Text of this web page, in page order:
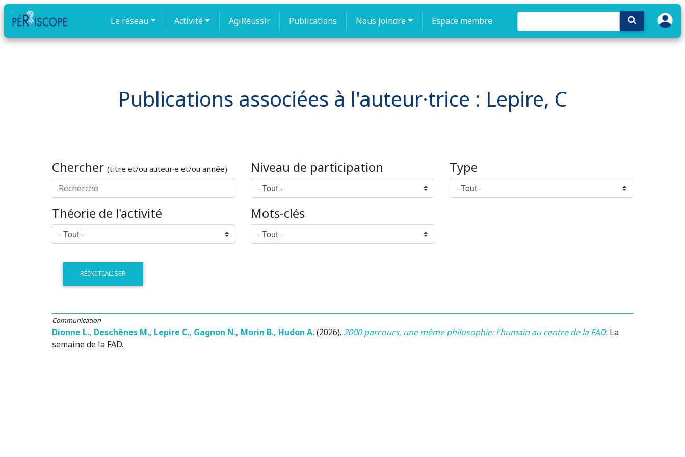
Le réseau Activité AgiRéussir Publications Nous joindre Espace membre
Publications associées à l'auteur·trice : Lepire, C
Chercher (titre et/ou auteur·e et/ou année) Niveau de participation Type
Théorie de l'activité Mots-clés
RÉINITIALISER
Communication
Dionne L., Deschênes M., Lepire C., Gagnon N., Morin B., Hudon A.(2026). 2000 parcours, une même philosophie: l'humain au centre de la FAD. La
semaine de la FAD.